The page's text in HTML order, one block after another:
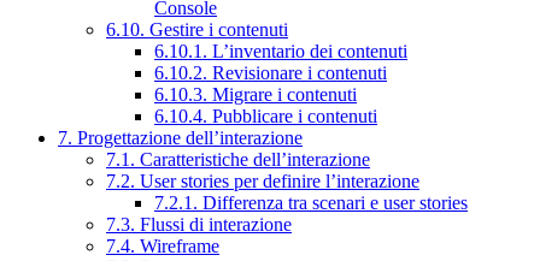
Console
6.10. Gestire i contenuti
6.10.1. L’inventario dei contenuti
6.10.2. Revisionare i contenuti
6.10.3. Migrare i contenuti
6.10.4. Pubblicare i contenuti
7. Progettazione dell’interazione
7.1. Caratteristiche dell’interazione
7.2. User stories per definire l’interazione
7.2.1. Differenza tra scenari e user stories
7.3. Flussi di interazione
7.4. Wireframe